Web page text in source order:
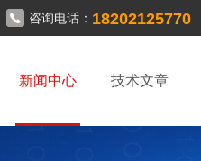
咨询电话： 18202125770
新闻中心 技术文章